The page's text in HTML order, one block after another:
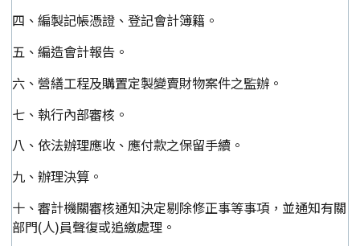
四、編製記帳憑證、登記會計簿籍。
五、編造會計報告。
六、營繕工程及購置定製變賣財物案件之監辦。
七、執行內部審核。
八、依法辦理應收、應付款之保留手續。
九、辦理決算。
十、審計機關審核通知決定剔除修正事等事項，並通知有關
部門(人)員聲復或追繳處理。